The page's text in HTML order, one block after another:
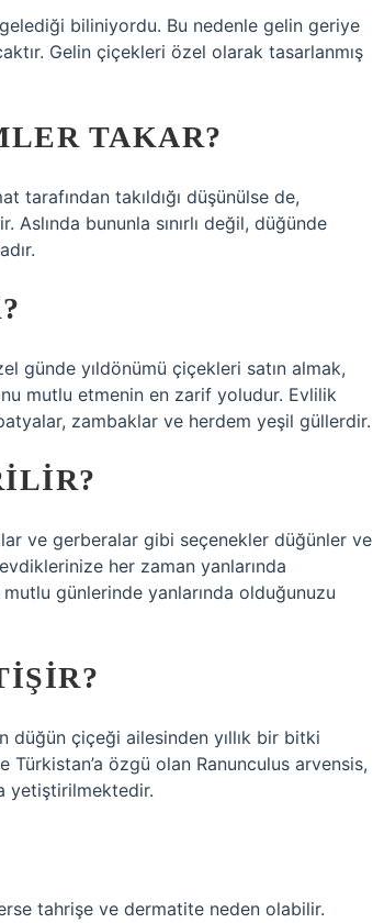
biliniyordu. Bu nedenle gelin geriye
Gelin çiçekleri özel olarak tasarlanmış
TAKAR?
takıldığı düşünülse de,
Aslında bununla sınırlı değil, düğünde
günde yıldönümü çiçekleri satın almak,
mutlu etmenin en zarif yoludur. Evlilik
zambaklar ve herdem yeşil güllerdir.
ve gerberalar gibi seçenekler düğünler ve
her zaman yanlarında
günlerinde yanlarında olduğunuzu
düğün çiçeği ailesinden yıllık bir bitki
özgü olan Ranunculus arvensis,
yetiştirilmektedir.
tahrişe ve dermatite neden olabilir.